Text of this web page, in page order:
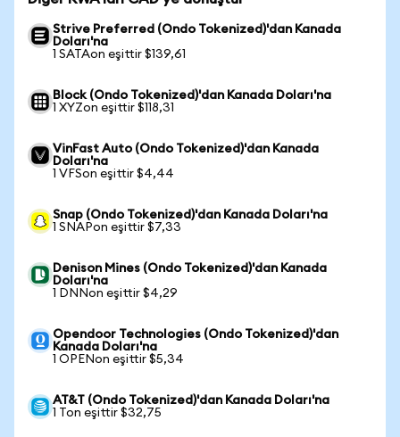
Strive Preferred (Ondo Tokenized)'dan Kanada
Doları'na
1 SATAon eşittir $139,61
Block (Ondo Tokenized)'dan Kanada Doları'na
1 XYZon eşittir $118,31
VinFast Auto (Ondo Tokenized)'dan Kanada
Doları'na
1 VFSon eşittir $4,44
Snap (Ondo Tokenized)'dan Kanada Doları'na
1 SNAPon eşittir $7,33
Denison Mines (Ondo Tokenized)'dan Kanada
Doları'na
1 DNNon eşittir $4,29
Opendoor Technologies (Ondo Tokenized)'dan
Kanada Doları'na
1 OPENon eşittir $5,34
AT&T (Ondo Tokenized)'dan Kanada Doları'na
1 Ton eşittir $32,75